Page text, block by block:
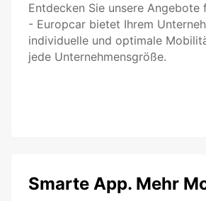
Entdecken Sie unsere Angebote
- Europcar bietet Ihrem
individuelle und optimale
jede Unternehmensgröße.
Smarte App. Mehr